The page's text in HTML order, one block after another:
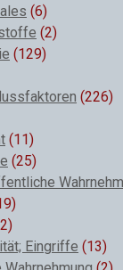
(6)
(2)
(129)
(226)
(11)
(25)
Eingriffe (13)